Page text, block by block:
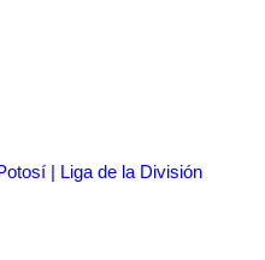
| Liga de la División